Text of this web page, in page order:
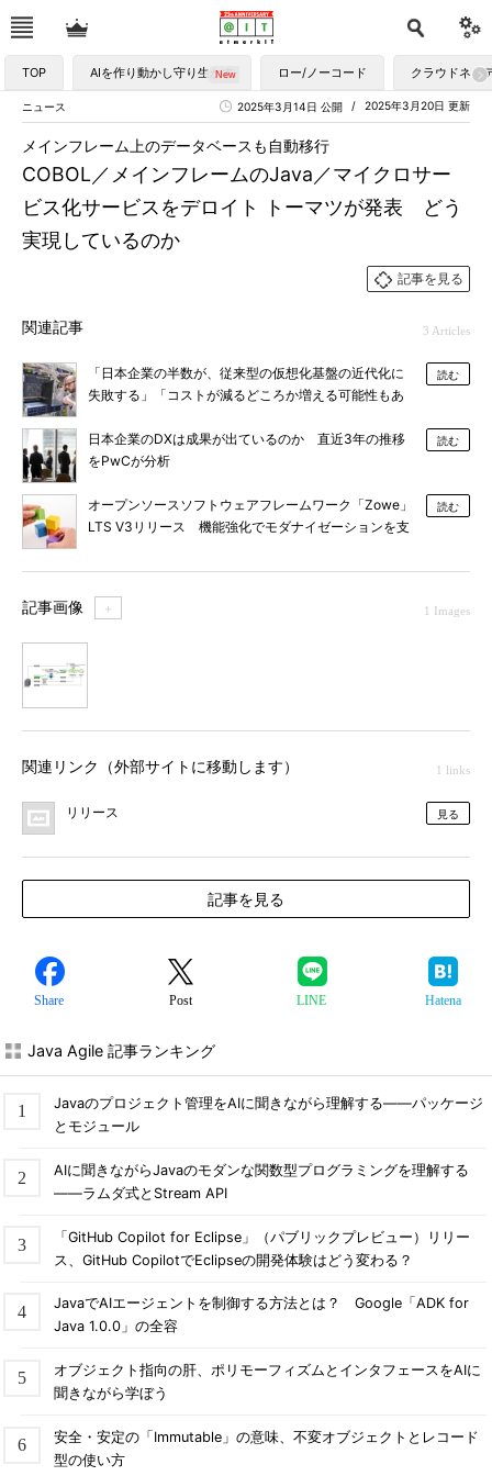
TOP AIを作り動かし守り生かす ロー/ノーコード クラウドネイ
ニュース 2025年3月20日 更新
2025年3月14日 公開
COBOL／メインフレームのJava／マイクロサー
ビス化サービスをデロイト トーマツが発表 どう
実現しているのか
メインフレーム上のデータベースも自動移行
記事を見る
関連記事 3 Articles
「日本企業の半数が、従来型の仮想化基盤の近代化に
失敗する」「コストが減るどころか増える可能性もあ
読む
日本企業のDXは成果が出ているのか 直近3年の推移
をPwCが分析
読む
オープンソースソフトウェアフレームワーク「Zowe」
LTS V3リリース 機能強化でモダナイゼーションを支
読む
記事画像 ＋ 1 Images
関連リンク（外部サイトに移動します） 1 links
リリース 見る
記事を見る
Share Post LINE Hatena
Java Agile 記事ランキング
Javaのプロジェクト管理をAIに聞きながら理解する――パッケージ
とモジュール
AIに聞きながらJavaのモダンな関数型プログラミングを理解する
――ラムダ式とStream API
「GitHub Copilot for Eclipse」（パブリックプレビュー）リリー
ス、GitHub CopilotでEclipseの開発体験はどう変わる？
JavaでAIエージェントを制御する方法とは？ Google「ADK for
Java 1.0.0」の全容
オブジェクト指向の肝、ポリモーフィズムとインタフェースをAIに
聞きながら学ぼう
安全・安定の「Immutable」の意味、不変オブジェクトとレコード
型の使い方